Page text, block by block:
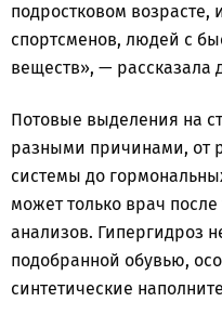
подростковом возрасте,
спортсменов, людей с
веществ», — рассказала
Потовые выделения на
разными причинами, от
системы до
может только врач
анализов. Гипергидроз
подобранной обувью,
синтетические